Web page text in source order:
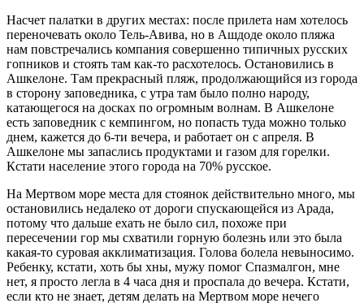
Насчет палатки в других местах: после прилета нам хотелось
переночевать около Тель-Авива, но в Ашдоде около пляжа
нам повстречались компания совершенно типичных русских
гопников и стоять там как-то расхотелось. Остановились в
Ашкелоне. Там прекрасный пляж, продолжающийся из города
в сторону заповедника, с утра там было полно народу,
катающегося на досках по огромным волнам. В Ашкелоне
есть заповедник с кемпингом, но попасть туда можно только
днем, кажется до 6-ти вечера, и работает он с апреля. В
Ашкелоне мы запаслись продуктами и газом для горелки.
Кстати население этого города на 70% русское.
На Мертвом море места для стоянок действительно много, мы
остановились недалеко от дороги спускающейся из Арада,
потому что дальше ехать не было сил, похоже при
пересечении гор мы схватили горную болезнь или это была
какая-то суровая акклиматизация. Голова болела невыносимо.
Ребенку, кстати, хоть бы хны, мужу помог Спазмалгон, мне
нет, я просто легла в 4 часа дня и проспала до вечера. Кстати,
если кто не знает, детям делать на Мертвом море нечего